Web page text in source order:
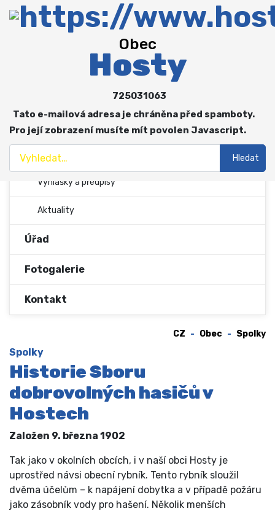
Obec
Hosty
725031063
Tato e-mailová adresa je chráněna před spamboty.
Pro její zobrazení musíte mít povolen Javascript.
Hledat
Obec
Zastupitelstvo a výbory
Spolky
Hospodaření obce
Vyhlášky a předpisy
Aktuality
Úřad
Fotogalerie
Kontakt
CZ Obec Spolky
Spolky
Historie Sboru
dobrovolných hasičů v
Hostech
Založen 9. března 1902
Tak jako v okolních obcích, i v naší obci Hosty je
uprostřed návsi obecní rybník. Tento rybník sloužil
dvěma účelům – k napájení dobytka a v případě požáru
jako zásobník vody pro hašení. Několik menších